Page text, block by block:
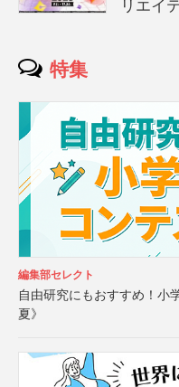
リエイ
特集
編集部セレクト
自由研究にもおすすめ！小
夏》